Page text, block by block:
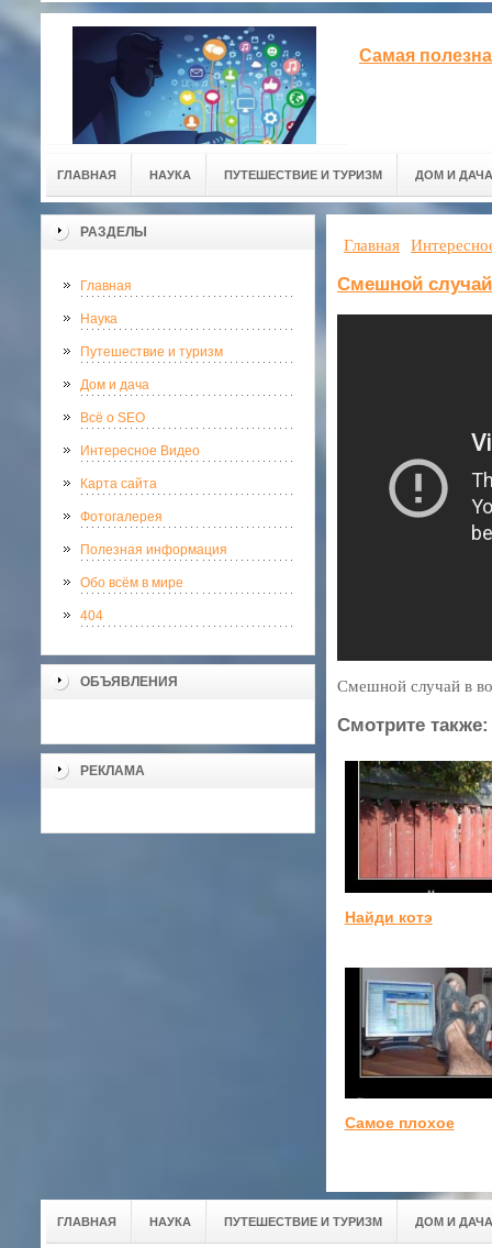
Самая
ГЛАВНАЯ НАУКА ПУТЕШЕСТВИЕ И ТУРИЗМ ДОМ И ДАЧА
РАЗДЕЛЫ
Главная
Наука
Путешествие и туризм
Дом и дача
Всё о SEO
Интересное Видео
Карта сайта
Фотогалерея
Полезная информация
Обо всём в мире
404
ОБЪЯВЛЕНИЯ
РЕКЛАМА
Главная
Смешной
Смешной случай в
Смотрите также:
Найди котэ
Самое плохое
ГЛАВНАЯ НАУКА ПУТЕШЕСТВИЕ И ТУРИЗМ ДОМ И ДАЧА